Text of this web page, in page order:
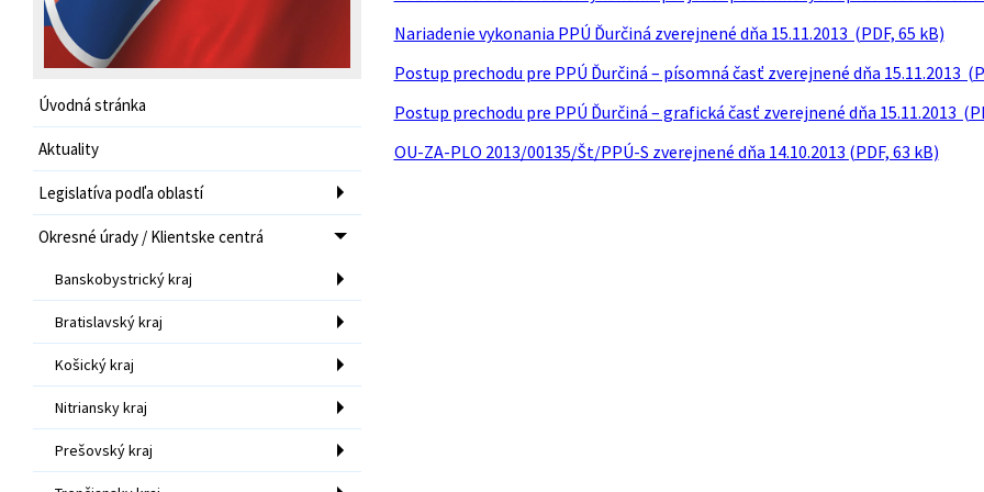
Úvodná stránka
Aktuality
Legislatíva podľa oblastí
Okresné úrady / Klientske centrá
Banskobystrický kraj
Bratislavský kraj
Košický kraj
Nitriansky kraj
Prešovský kraj
Nariadenie vykonania PPÚ Ďurčiná zverejnené dňa 15.11.2013 (PDF, 65 kB)
Postup prechodu pre PPÚ Ďurčiná – písomná časť zverejnené dňa 15.11.2013
Postup prechodu pre PPÚ Ďurčiná – grafická časť zverejnené dňa 15.11.2013
OU-ZA-PLO 2013/00135/Št/PPÚ-S zverejnené dňa 14.10.2013 (PDF, 63 kB)